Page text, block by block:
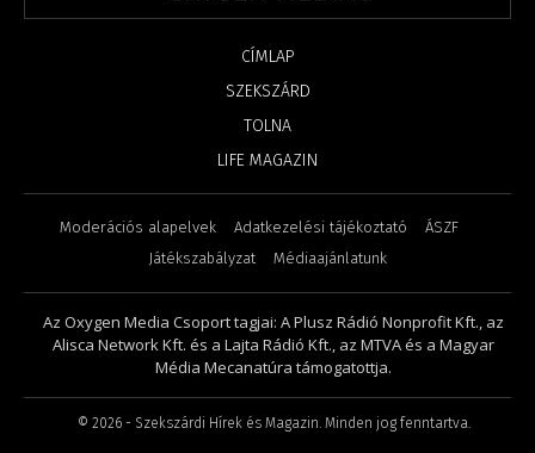
CÍMLAP
SZEKSZÁRD
TOLNA
LIFE MAGAZIN
Moderációs alapelvek Adatkezelési tájékoztató
ÁSZF
Játékszabályzat
Médiaajánlatunk
Az Oxygen Media Csoport tagjai: A Plusz Rádió Nonprofit Kft., az
Alisca Network Kft. és a Lajta Rádió Kft., az MTVA és a Magyar
Média Mecanatúra támogatottja.
© 2026- Szekszárdi Hírek és Magazin. Minden jog fenntartva.